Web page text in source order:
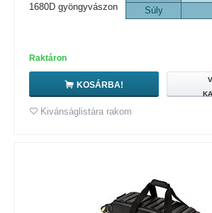
Súly
1680D gyöngyvászon
Raktáron
KOSÁRBA!
Kivánságlistára rakom